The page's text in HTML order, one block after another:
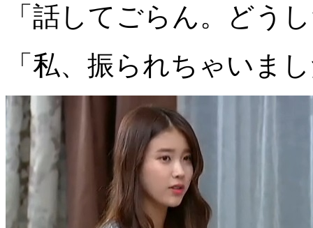
「話してごらん。どう
「私、振られちゃいま